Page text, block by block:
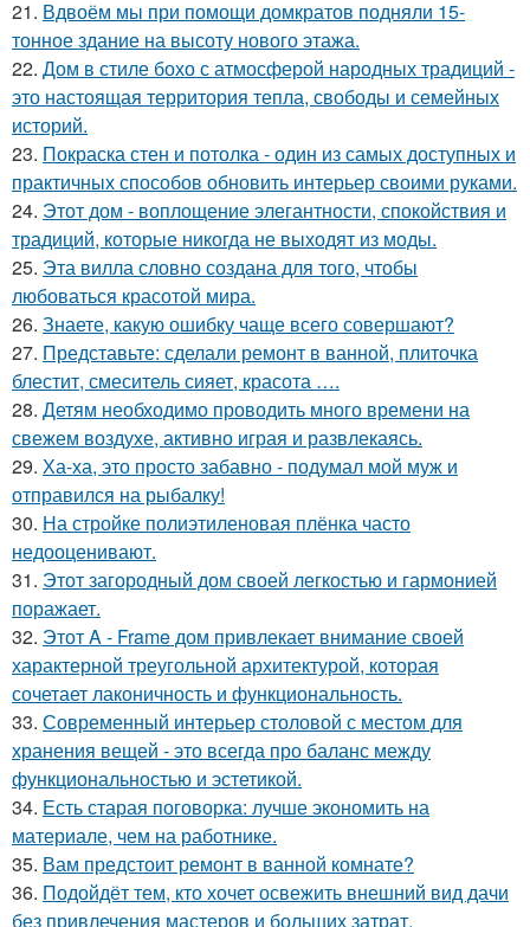
21. Вдвоём мы при помощи домкратов подняли 15-
тонное здание на высоту нового этажа.
22. Дом в стиле бохо с атмосферой народных традиций -
это настоящая территория тепла, свободы и семейных
историй.
23. Покраска стен и потолка - один из самых доступных и
практичных способов обновить интерьер своими руками.
24. Этот дом - воплощение элегантности, спокойствия и
традиций, которые никогда не выходят из моды.
25. Эта вилла словно создана для того, чтобы
любоваться красотой мира.
26. Знаете, какую ошибку чаще всего совершают?
27. Представьте: сделали ремонт в ванной, плиточка
блестит, смеситель сияет, красота ….
28. Детям необходимо проводить много времени на
свежем воздухе, активно играя и развлекаясь.
29. Ха-ха, это просто забавно - подумал мой муж и
отправился на рыбалку!
30. На стройке полиэтиленовая плёнка часто
недооценивают.
31. Этот загородный дом своей легкостью и гармонией
поражает.
32. Этот A - Frame дом привлекает внимание своей
характерной треугольной архитектурой, которая
сочетает лаконичность и функциональность.
33. Современный интерьер столовой с местом для
хранения вещей - это всегда про баланс между
функциональностью и эстетикой.
34. Есть старая поговорка: лучше экономить на
материале, чем на работнике.
35. Вам предстоит ремонт в ванной комнате?
36. Подойдёт тем, кто хочет освежить внешний вид дачи
без привлечения мастеров и больших затрат.